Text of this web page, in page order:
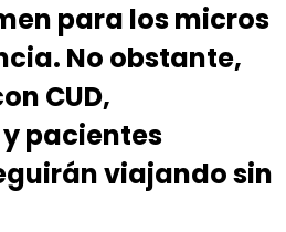
para los micros
No obstante,
CUD,
pacientes
viajando sin